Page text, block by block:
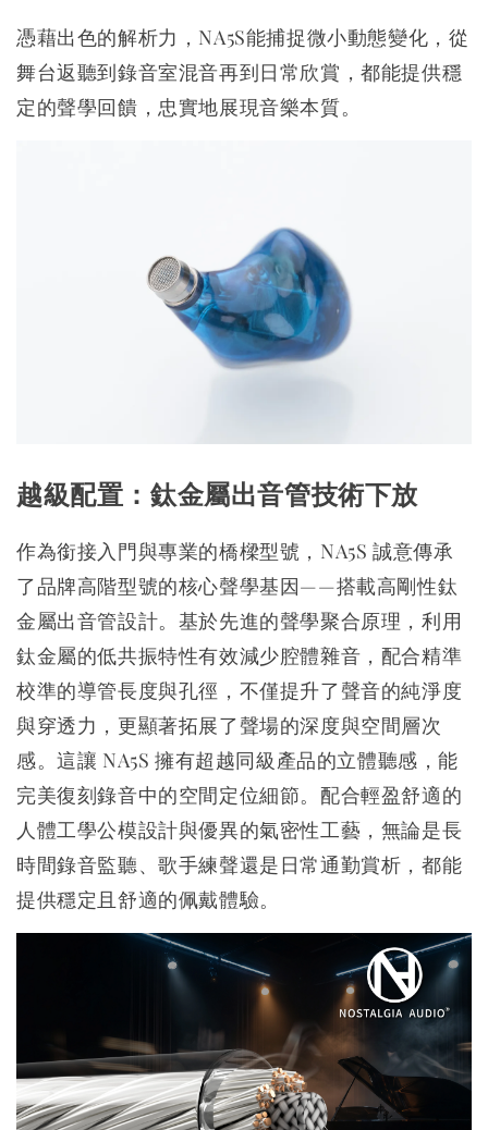
憑藉出色的解析力，NA5S能捕捉微小動態變化，從
舞台返聽到錄音室混音再到日常欣賞，都能提供穩
定的聲學回饋，忠實地展現音樂本質。
越級配置：鈦金屬出音管技術下放
作為銜接入門與專業的橋樑型號，NA5S 誠意傳承
了品牌高階型號的核心聲學基因——搭載高剛性鈦
金屬出音管設計。基於先進的聲學聚合原理，利用
鈦金屬的低共振特性有效減少腔體雜音，配合精準
校準的導管長度與孔徑，不僅提升了聲音的純淨度
與穿透力，更顯著拓展了聲場的深度與空間層次
感。這讓 NA5S 擁有超越同級產品的立體聽感，能
完美復刻錄音中的空間定位細節。配合輕盈舒適的
人體工學公模設計與優異的氣密性工藝，無論是長
時間錄音監聽、歌手練聲還是日常通勤賞析，都能
提供穩定且舒適的佩戴體驗。